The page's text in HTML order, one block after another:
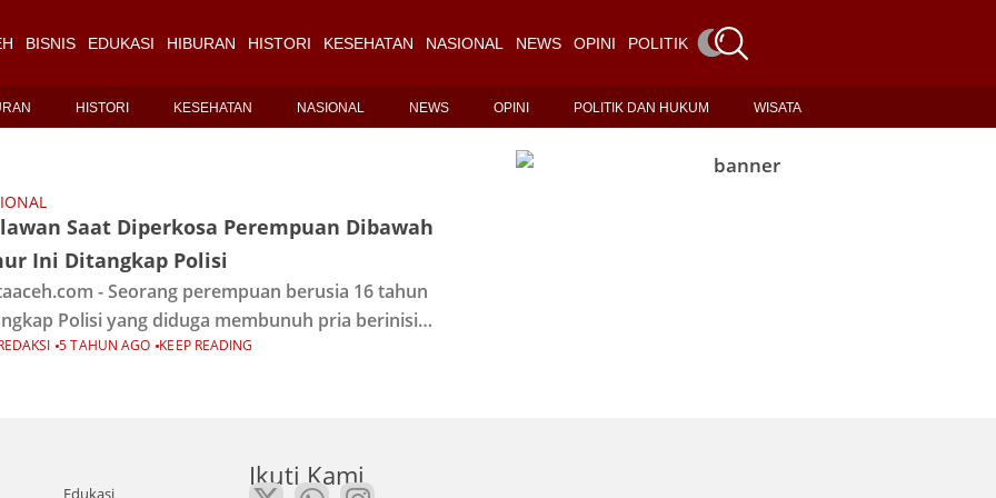
BISNIS EDUKASI HIBURAN HISTORI KESEHATAN NASIONAL NEWS OPINI POLITIK DAN HUKUM
HISTORI KESEHATAN NASIONAL NEWS OPINI POLITIK DAN HUKUM WISATA
Saat Diperkosa Perempuan Dibawah
Ini Ditangkap Polisi
- Seorang perempuan berusia 16 tahun
Polisi yang diduga membunuh pria berinisial
yang hendak memperkosa dirinya, perempuan
5 TAHUN AGO KEEP READING
Edukasi
Ikuti Kami